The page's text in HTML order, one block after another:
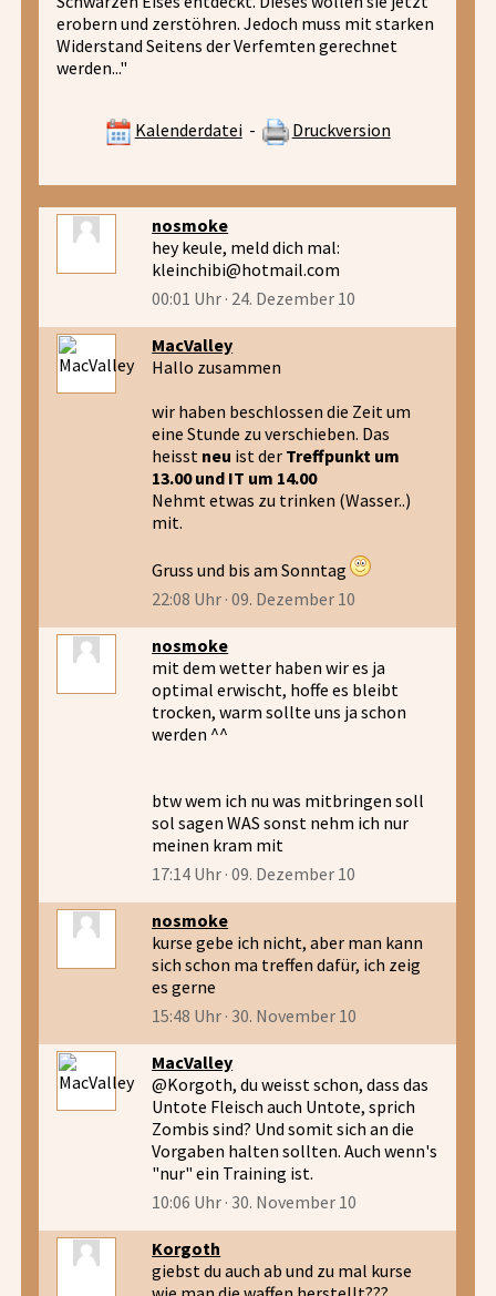
erobern und zerstöhren. Jedoch muss mit starken
Widerstand Seitens der Verfemten gerechnet
werden..."
Kalenderdatei- Druckversion
nosmoke
hey keule, meld dich mal:
kleinchibi@hotmail.com
00:01 Uhr · 24. Dezember 10
MacValley
Hallo zusammen
wir haben beschlossen die Zeit um
eine Stunde zu verschieben. Das
heisst neu ist der Treffpunkt um
13.00 und IT um 14.00
Nehmt etwas zu trinken (Wasser..)
mit.
Gruss und bis am Sonntag
22:08 Uhr · 09. Dezember 10
nosmoke
mit dem wetter haben wir es ja
optimal erwischt, hoffe es bleibt
trocken, warm sollte uns ja schon
werden ^^
btw wem ich nu was mitbringen soll
sol sagen WAS sonst nehm ich nur
meinen kram mit
17:14 Uhr · 09. Dezember 10
nosmoke
kurse gebe ich nicht, aber man kann
sich schon ma treffen dafür, ich zeig
es gerne
15:48 Uhr · 30. November 10
MacValley
@Korgoth, du weisst schon, dass das
Untote Fleisch auch Untote, sprich
Zombis sind? Und somit sich an die
Vorgaben halten sollten. Auch wenn's
"nur" ein Training ist.
10:06 Uhr · 30. November 10
Korgoth
giebst du auch ab und zu mal kurse